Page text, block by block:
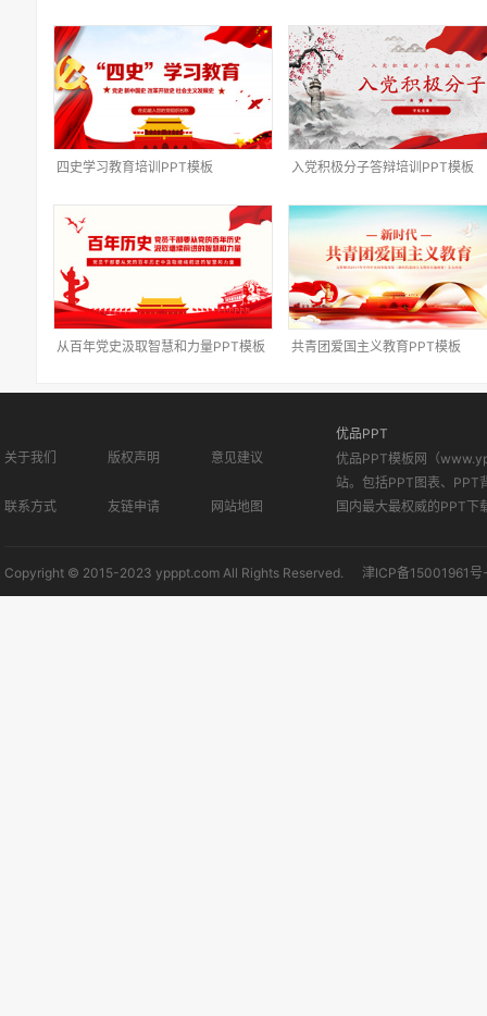
四史学习教育培训PPT模板 入党积极分子答辩培训PPT模板
从百年党史汲取智慧和力量PPT模板 共青团爱国主义教育PPT模板
关于我们 版权声明 意见建议
联系方式 友链申请 网站地图
优品PPT
优品PPT模板网（
站。包括PPT图表、PPT
国内最大最权威的PPT下
Copyright © 2015-2023 ypppt.com All Rights Reserved. 津ICP备15001961号